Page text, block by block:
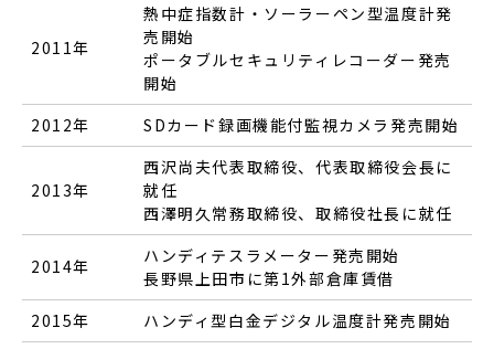
2011年
熱中症指数計・ソーラーペン型温度計発
売開始
ポータブルセキュリティレコーダー発売
開始
2012年
SDカード録画機能付監視カメラ発売開始
2013年
西沢尚夫代表取締役、代表取締役会長に
就任
西澤明久常務取締役、取締役社長に就任
2014年
ハンディテスラメーター発売開始
長野県上田市に第1外部倉庫賃借
2015年
ハンディ型白金デジタル温度計発売開始